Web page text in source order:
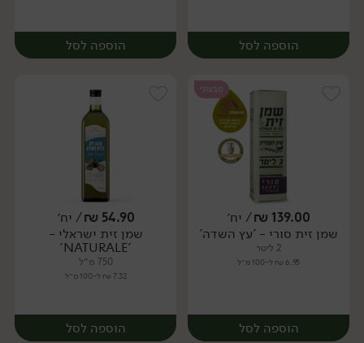
הוספה לסל
יח׳
הוספה לסל
יח׳
טבעוני
139.00
₪/ יח׳
שמן זית סורי - 'עץ השדה'
2 ליטר
6.95 ₪ ל-100 מ״ל
הוספה לסל
54.90
₪/ יח׳
שמן זית ישראלי -
'NATURALE'
750 מ״ל
7.32 ₪ ל-100 מ״ל
הוספה לסל